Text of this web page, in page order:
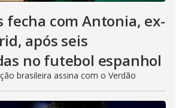
fecha com Antonia, ex-
após seis
no futebol espanhol
brasileira assina com o Verdão